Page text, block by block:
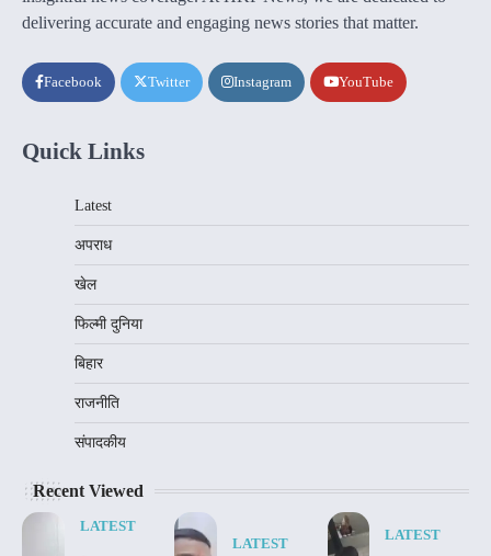
delivering accurate and engaging news stories that matter.
Facebook Twitter Instagram YouTube
Quick Links
Latest
अपराध
खेल
फिल्मी दुनिया
बिहार
राजनीति
संपादकीय
Recent Viewed
LATEST
LATEST
LATEST